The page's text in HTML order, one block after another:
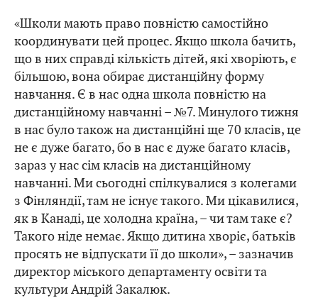
«Школи мають право повністю самостійно
координувати цей процес. Якщо школа бачить,
що в них справді кількість дітей, які хворіють, є
більшою, вона обирає дистанційну форму
навчання. Є в нас одна школа повністю на
дистанційному навчанні – №7. Минулого тижня
в нас було також на дистанційні ще 70 класів, це
не є дуже багато, бо в нас є дуже багато класів,
зараз у нас сім класів на дистанційному
навчанні. Ми сьогодні спілкувалися з колегами
з Фінляндії, там не існує такого. Ми цікавилися,
як в Канаді, це холодна країна, – чи там таке є?
Такого ніде немає. Якщо дитина хворіє, батьків
просять не відпускати її до школи», – зазначив
директор міського департаменту освіти та
культури Андрій Закалюк.